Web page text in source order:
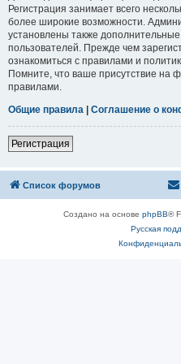
Регистрация занимает всего
более широкие возможности.
установлены также
пользователей. Прежде чем
ознакомиться с правилами и
Помните, что ваше присутствие на
правилами.
Общие правила | Соглашение о
Регистрация
Список форумов
Создано на основе phpBB®
Русская